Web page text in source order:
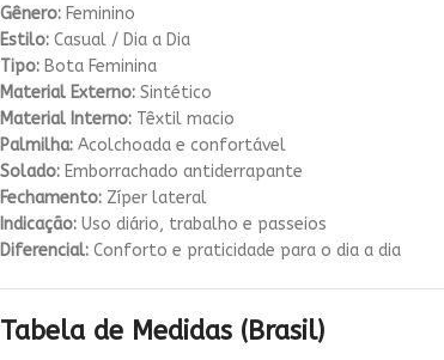
Gênero: Feminino
Estilo: Casual / Dia a Dia
Tipo: Bota Feminina
Material Externo: Sintético
Material Interno: Têxtil macio
Palmilha: Acolchoada e confortável
Solado: Emborrachado antiderrapante
Fechamento: Zíper lateral
Indicação: Uso diário, trabalho e passeios
Diferencial: Conforto e praticidade para o dia a dia
Tabela de Medidas (Brasil)